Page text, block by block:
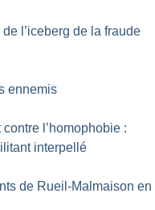
l’iceberg de la fraude
ennemis
l’homophobie :
interpellé
de Rueil-Malmaison en